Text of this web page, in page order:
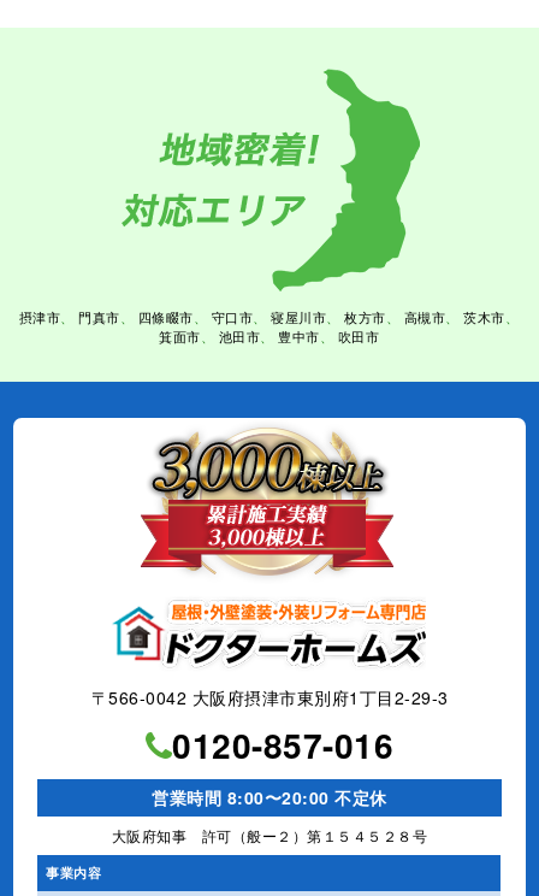
摂津市 門真市 四條畷市 守口市 寝屋川市 枚方市 高槻市
茨木市
箕面市
池田市 豊中市 吹田市
〒566-0042 大阪府摂津市東別府1丁目2-29-3
0120-857-016
営業時間 8:00〜20:00 不定休
大阪府知事 許可（般ー２）第１５４５２８号
事業内容